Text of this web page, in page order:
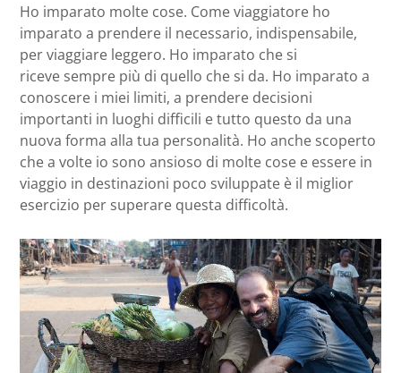
Ho imparato molte cose. Come viaggiatore ho
imparato a prendere il necessario, indispensabile,
per viaggiare leggero. Ho imparato che si
riceve sempre più di quello che si da. Ho imparato a
conoscere i miei limiti, a prendere decisioni
importanti in luoghi difficili e tutto questo da una
nuova forma alla tua personalità. Ho anche scoperto
che a volte io sono ansioso di molte cose e essere in
viaggio in destinazioni poco sviluppate è il miglior
esercizio per superare questa difficoltà.